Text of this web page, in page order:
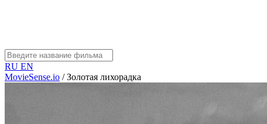
RU EN
MovieSense.io / Золотая лихорадка